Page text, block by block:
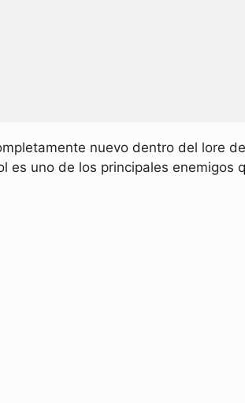
nuevo dentro del lore
es uno de los principales enemigos